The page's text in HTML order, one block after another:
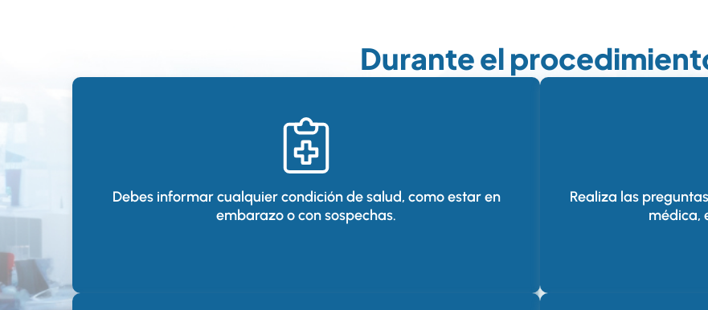
Durante el
Debes informar cualquier condición de salud, como estar en
embarazo o con sospechas.
Realiza las
médica,